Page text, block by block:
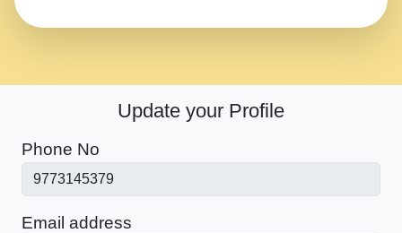
Update your Profile
Phone No
Email address